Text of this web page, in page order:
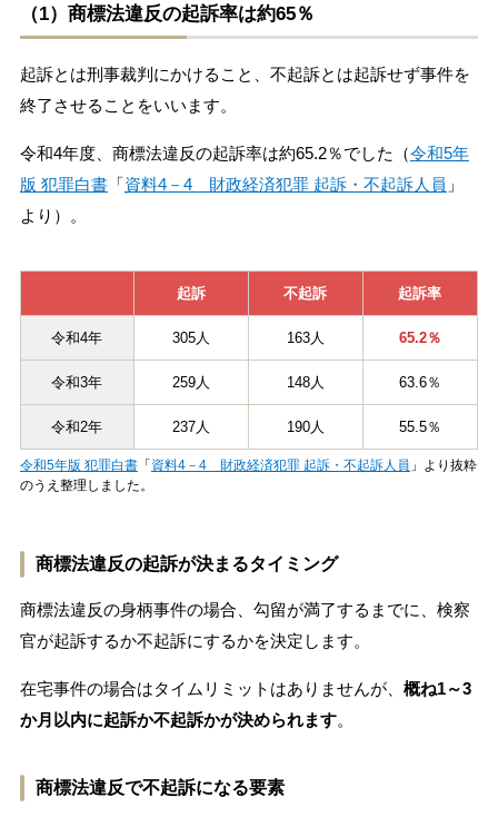
（1）商標法違反の起訴率は約65％
起訴とは刑事裁判にかけること、不起訴とは起訴せず事件を
終了させることをいいます。
令和4年度、商標法違反の起訴率は約65.2％でした（令和5年
版 犯罪白書「資料4－4 財政経済犯罪 起訴・不起訴人員 」
より）。
起訴 不起訴 起訴率
令和4年 305人 163人 65.2％
令和3年 259人 148人 63.6％
令和2年 237人 190人 55.5％
令和5年版 犯罪白書「 資料4－4 財政経済犯罪 起訴・不起訴人員 」より抜粋
のうえ整理しました。
商標法違反の起訴が決まるタイミング
商標法違反の身柄事件の場合、勾留が満了するまでに、検察
官が起訴するか不起訴にするかを決定します。
在宅事件の場合はタイムリミットはありませんが、 概ね1～3
か月以内に起訴か不起訴かが決められます。
商標法違反で不起訴になる要素